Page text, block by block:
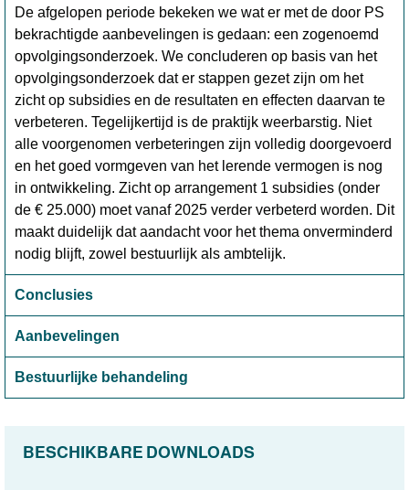
De afgelopen periode bekeken we wat er met de door PS
bekrachtigde aanbevelingen is gedaan: een zogenoemd
opvolgingsonderzoek. We concluderen op basis van het
opvolgingsonderzoek dat er stappen gezet zijn om het
zicht op subsidies en de resultaten en effecten daarvan te
verbeteren. Tegelijkertijd is de praktijk weerbarstig. Niet
alle voorgenomen verbeteringen zijn volledig doorgevoerd
en het goed vormgeven van het lerende vermogen is nog
in ontwikkeling. Zicht op arrangement 1 subsidies (onder
de € 25.000) moet vanaf 2025 verder verbeterd worden. Dit
maakt duidelijk dat aandacht voor het thema onverminderd
nodig blijft, zowel bestuurlijk als ambtelijk.
Conclusies
Aanbevelingen
Bestuurlijke behandeling
BESCHIKBARE DOWNLOADS